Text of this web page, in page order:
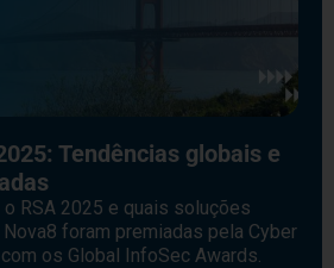
Tendências globais e
o RSA 2025 e quais soluções
foram premiadas pela Cyber
os Global InfoSec Awards.